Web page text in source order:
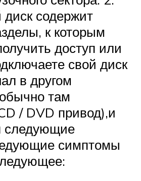
содержит
к которым
доступ или
свой диск
в другом
там
/ DVD привод),и
следующие
симптомы